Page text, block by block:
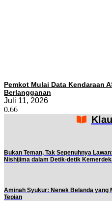
Pemkot Mulai Data Kendaraan
Berlangganan
Juli 11, 2026
Bukan Teman, Tak Sepenuhnya
Nishijima dalam Detik-detik
Aminah Syukur: Nenek Belanda yang
Tepian